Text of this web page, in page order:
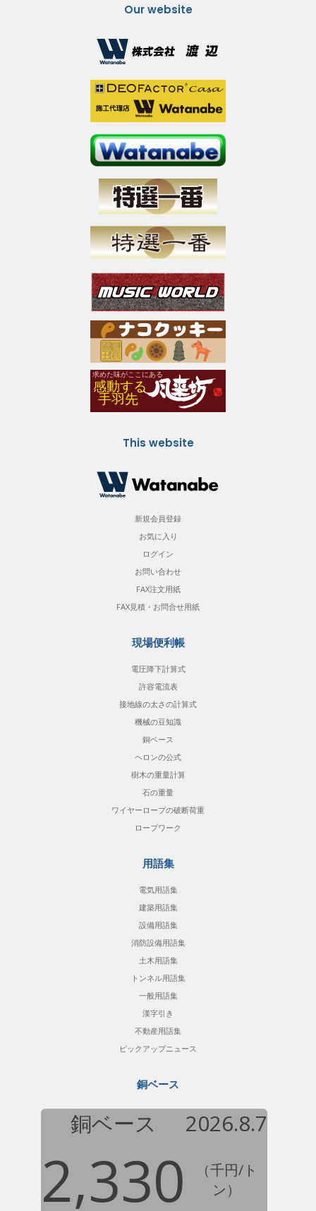
Our website
This website
新規会員登録
お気に入り
ログイン
お問い合わせ
FAX注文用紙
FAX見積・お問合せ用紙
現場便利帳
電圧降下計算式
許容電流表
接地線の太さの計算式
機械の豆知識
銅ベース
ヘロンの公式
樹木の重量計算
石の重量
ワイヤーロープの破断荷重
ロープワーク
用語集
電気用語集
建築用語集
設備用語集
消防設備用語集
土木用語集
トンネル用語集
一般用語集
漢字引き
不動産用語集
ピックアップニュース
銅ベース
銅ベース 2026.8.7
2,330
（千円/ト
ン）